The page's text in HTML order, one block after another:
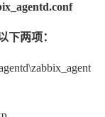
下两项：